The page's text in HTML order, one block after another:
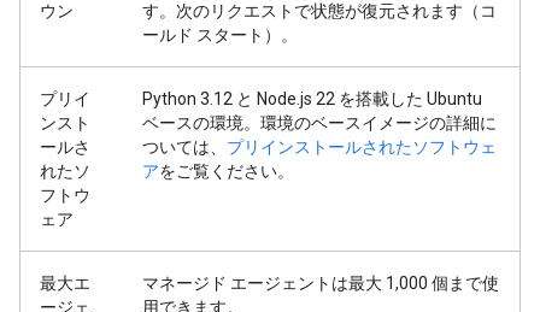
ウン
す。次のリクエストで状態が復元されます（コ
ールド スタート）。
プリイ
ンスト
ールさ
れたソ
フトウ
ェア
Python 3.12 と Node.js 22 を搭載した Ubuntu
ベースの環境。環境のベースイメージの詳細に
ついては、 プリインストールされたソフトウェ
アをご覧ください。
最大エ
ージェ
マネージド エージェントは最大 1,000 個まで使
用できます。